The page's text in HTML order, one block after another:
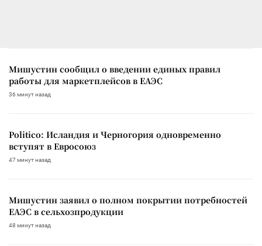
Мишустин сообщил о введении единых правил
работы для маркетплейсов в ЕАЭС
36 минут назад
Politico: Исландия и Черногория одновременно
вступят в Евросоюз
47 минут назад
Мишустин заявил о полном покрытии потребностей
ЕАЭС в сельхозпродукции
48 минут назад